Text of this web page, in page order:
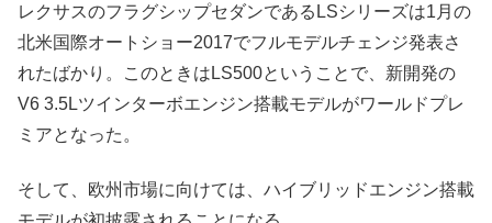
レクサスのフラグシップセダンであるLSシリーズは1月の
北米国際オートショー2017でフルモデルチェンジ発表さ
れたばかり。このときはLS500ということで、新開発の
V6 3.5Lツインターボエンジン搭載モデルがワールドプレ
ミアとなった。
そして、欧州市場に向けては、ハイブリッドエンジン搭載